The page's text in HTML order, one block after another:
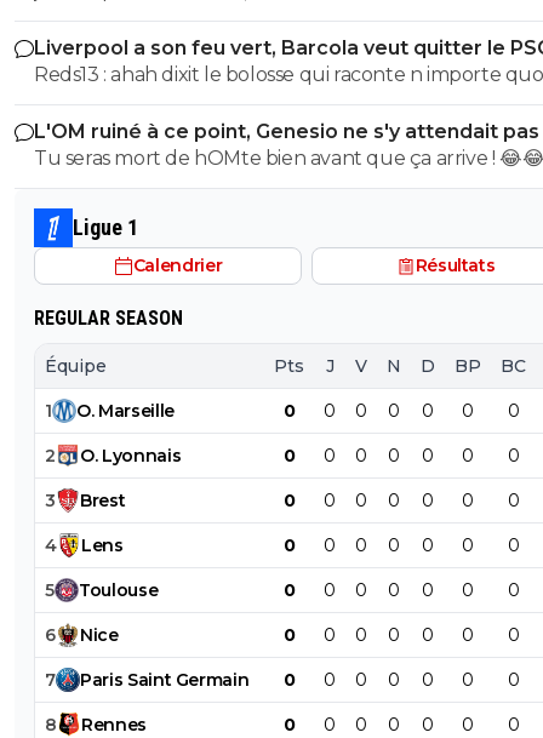
pas aidé..... sur courant altenatif. pour 30M. c pas
Liverpool a son feu vert, Barcola veut quitter le
Reds13 : ahah dixit le bolosse qui raconte n importe quoi
depuis le début de la conversation, au début, c est
qui veut pas recruter à cause du cas Isak qui n était pas
préparé selon toi alors qu il était simplement blessé
25 matchs, après, tu changes de version et ça devient
du FPF alors que la premier league est régie sous un
règlement financier, et enfin tu dis que Liverpool s est
des négociations puis 4 commentaires plus tard tu dis
ne peut pas savoir car on travaille pas à Liverpool
formé par Longoria niveau mercato Mdr
L'OM ruiné à ce point, Genesio ne s'y attendait pas
Tu seras mort de hOMte bien avant que ça arrive !
Ligue 1
Calendrier Résultats
REGULAR SEASON
Équipe Pts J V N D BP BC
1 O. Marseille 0 0 0 0 0 0 0
2 O. Lyonnais 0 0 0 0 0 0 0
3 Brest 0 0 0 0 0 0 0
4 Lens 0 0 0 0 0 0 0
5 Toulouse 0 0 0 0 0 0 0
6 Nice 0 0 0 0 0 0 0
7 Paris Saint Germain 0 0 0 0 0 0 0
8 Rennes 0 0 0 0 0 0 0